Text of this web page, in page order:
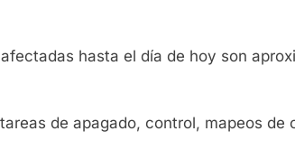
hasta el día de hoy son
de apagado, control, mapeos